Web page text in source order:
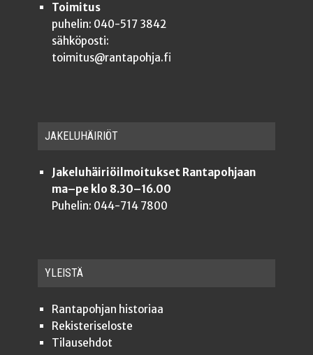
Toimitus
puhelin: 040-517 3842
sähköposti:
toimitus@rantapohja.fi
JAKE­LU­HÄI­RIÖT
Jakeluhäiriöilmoitukset Rantapohjaan
ma–pe klo 8.30–16.00
Puhelin: 044-714 7800
YLEISTÄ
Ran­ta­poh­jan historiaa
Rekis­te­ri­se­los­te
Tilauseh­dot